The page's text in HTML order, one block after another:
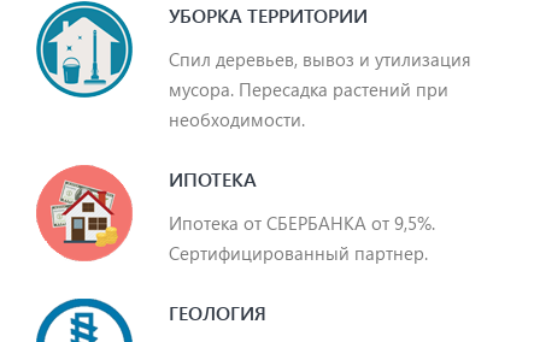
УБОРКА ТЕРРИТОРИИ
Спил деревьев, вывоз и утилизация
мусора. Пересадка растений при
необходимости.
ИПОТЕКА
Ипотека от СБЕРБАНКА от 9,5%.
Сертифицированный партнер.
ГЕОЛОГИЯ